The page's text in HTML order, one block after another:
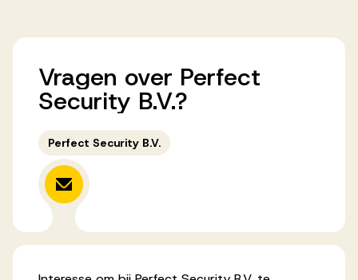
Over AV
Ons team
Werken bij AV
Aanmelden
Vragen over Perfect
Security B.V.?
Perfect Security B.V.